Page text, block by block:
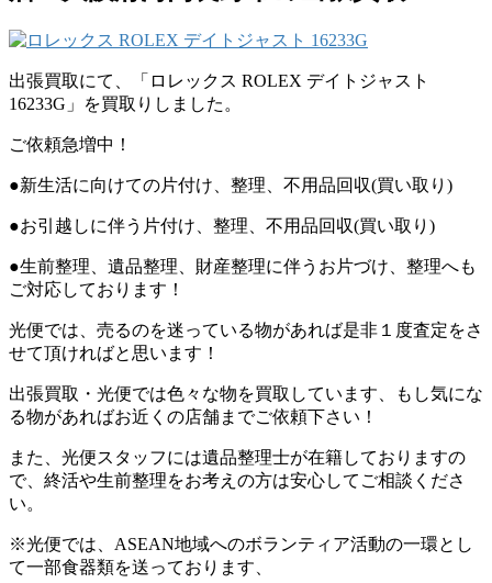
出張買取にて、「ロレックス ROLEX デイトジャスト
16233G」を買取りしました。
ご依頼急増中！
●新生活に向けての片付け、整理、不用品回収(買い取り)
●お引越しに伴う片付け、整理、不用品回収(買い取り)
●生前整理、遺品整理、財産整理に伴うお片づけ、整理へも
ご対応しております！
光便では、売るのを迷っている物があれば是非１度査定をさ
せて頂ければと思います！
出張買取・光便では色々な物を買取しています、もし気にな
る物があればお近くの店舗までご依頼下さい！
また、光便スタッフには遺品整理士が在籍しておりますの
で、終活や生前整理をお考えの方は安心してご相談くださ
い。
※光便では、ASEAN地域へのボランティア活動の一環とし
て一部食器類を送っております、